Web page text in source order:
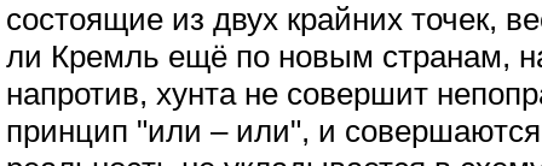
состоящие из двух крайних точек,
ли Кремль ещё по новым странам,
напротив, хунта не совершит
принцип "или – или", и